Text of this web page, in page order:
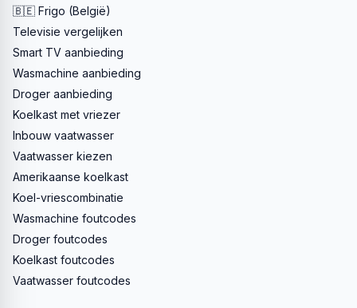
🇧🇪 Frigo (België)
Televisie vergelijken
Smart TV aanbieding
Wasmachine aanbieding
Droger aanbieding
Koelkast met vriezer
Inbouw vaatwasser
Vaatwasser kiezen
Amerikaanse koelkast
Koel-vriescombinatie
Wasmachine foutcodes
Droger foutcodes
Koelkast foutcodes
Vaatwasser foutcodes